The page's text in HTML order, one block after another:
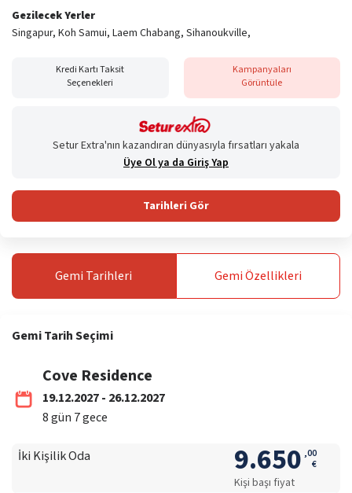
Gezilecek Yerler
Singapur, Koh Samui, Laem Chabang, Sihanoukville,
Kredi Kartı Taksit
Seçenekleri
Kampanyaları
Görüntüle
Setur Extra'nın kazandıran dünyasıyla fırsatları yakala
Üye Ol ya da Giriş Yap
Tarihleri Gör
Gemi Tarihleri GemiÖzellikleri
GemiTarih Seçimi
Cove Residence
19.12.2027 - 26.12.2027
8gün 7gece
İki Kişilik Oda 9.650 ,00
€
Kişi başı fiyat